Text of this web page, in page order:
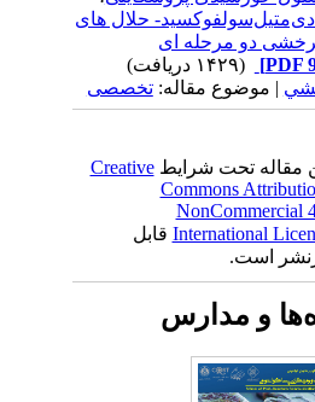
حلال های
دو مرحله ای
| موضوع مقاله:تخصصی
مقاله تحت شرایطCreative
Commons
Internationalقابل
است.
و مدارس